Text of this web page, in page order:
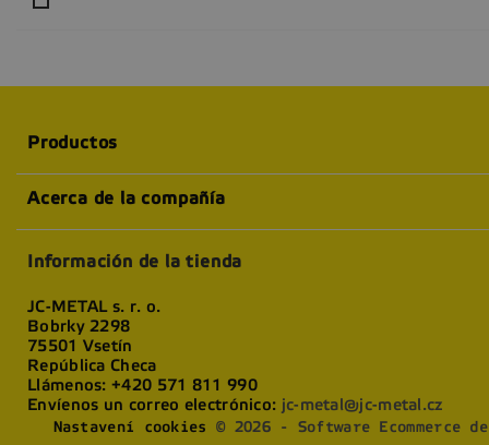
Productos
Acerca de la compañía
Información de la tienda
JC-METAL s. r. o.
Bobrky 2298
75501 Vsetín
República Checa
Llámenos:+420 571 811 990
Envíenos un correo electrónico: jc-metal@jc-metal.cz
Nastavení cookies
© 2026 - Software Ecommerce